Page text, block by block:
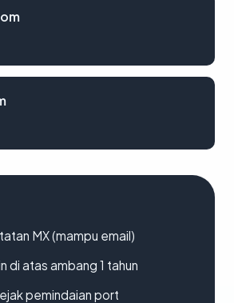
MX (mampu email)
di atas ambang 1 tahun
pemindaian port